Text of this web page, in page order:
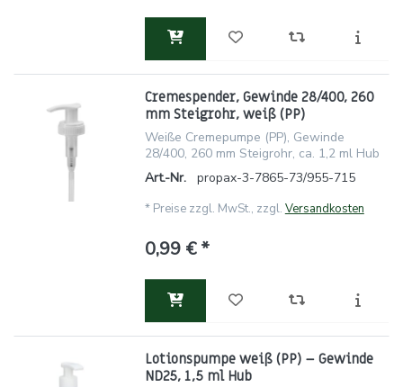
Cremespender, Gewinde 28/400, 260
mm Steigrohr, weiß (PP)
Weiße Cremepumpe (PP), Gewinde
28/400, 260 mm Steigrohr, ca. 1,2 ml Hub
Art.-Nr.
propax-3-7865-73/955-715
* Preise zzgl. MwSt., zzgl. Versandkosten
0,99 € *
Lotionspumpe weiß (PP) – Gewinde
ND25, 1,5 ml Hub